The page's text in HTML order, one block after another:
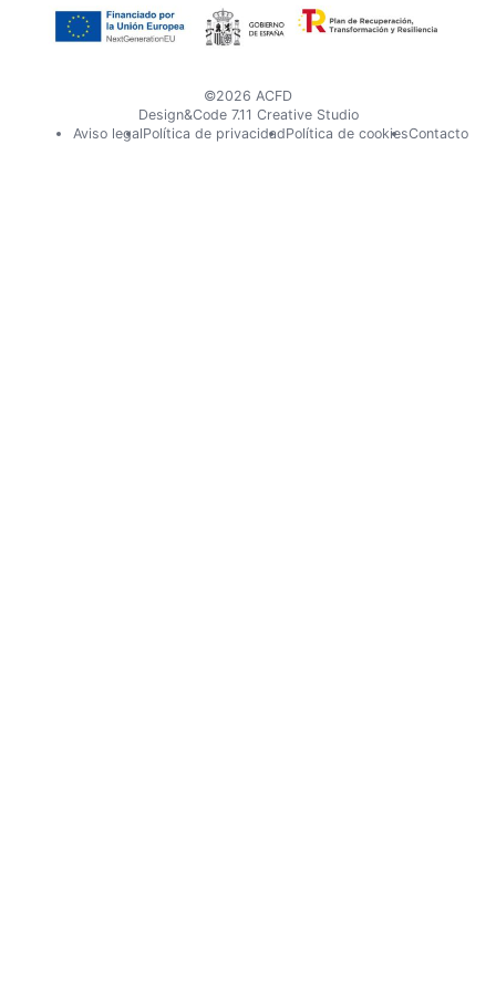
©2026 ACFD
Design&Code 7.11 Creative Studio
Pie
Aviso legalPolítica de privacidadPolítica de cookiesContacto